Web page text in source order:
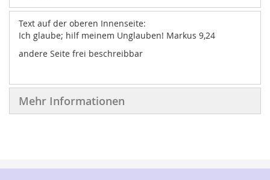
Text auf der oberen Innenseite:
Ich glaube; hilf meinem Unglauben! Markus 9,24
andere Seite frei beschreibbar
Mehr Informationen